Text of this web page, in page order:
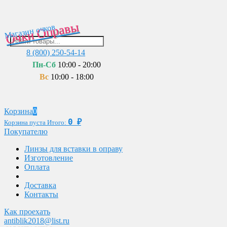
Очки Оправы
Магазин очков
8 (800) 250-54-14
Пн-Сб 10:00 - 20:00
Вс 10:00 - 18:00
Корзина0
Корзина пуста Итого: 0 ₽
Покупателю
Линзы для вставки в оправу
Изготовление
Оплата
Доставка
Контакты
Как проехать
antiblik2018@list.ru